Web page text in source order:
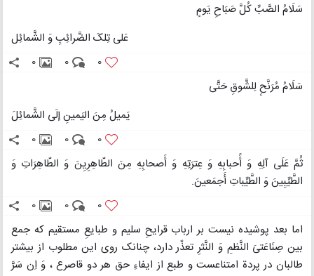
سَلَامُ الصَّبِّ کُلَّ صَبَاحِ یَومٍ
عَلی تِلکَ الضَّرائِبِ وَ الشَّمائِل
0
0
0
سَلَامُ مُرَنَّحٍ لِلشَّوقِ حَتَّی
یَمیلُ مِنَ الیَمینِ إلَی الشَّمائِلَ
0
0
0
ثُمَّ عَلَی آلِهِ وَ أََحبابِهِ وَ عِترَتِهِ وَ أَصحابِهِ مِنَ الطّاهِرِیِنَ وَ الطّاهِرَاتِ وَ
الطَّیِّبِینَ وَ الطَّیِّباتِ أَجمَعینَ.
0
0
0
اما بعد پوشیده نیست بر ارباب قرایحِ سلیم و طبایعِ مستقیم که جمع
بین صِنَاعَتیَ النَّظمِ وَ النَّثرِ تعذّر دارد، چنانک روی این مطلوب از بیشتر
طالبان در پردة امتناعست و طبع از ایفاءِ حق هر دو قاصرع ، وَ اِن سَرَّ